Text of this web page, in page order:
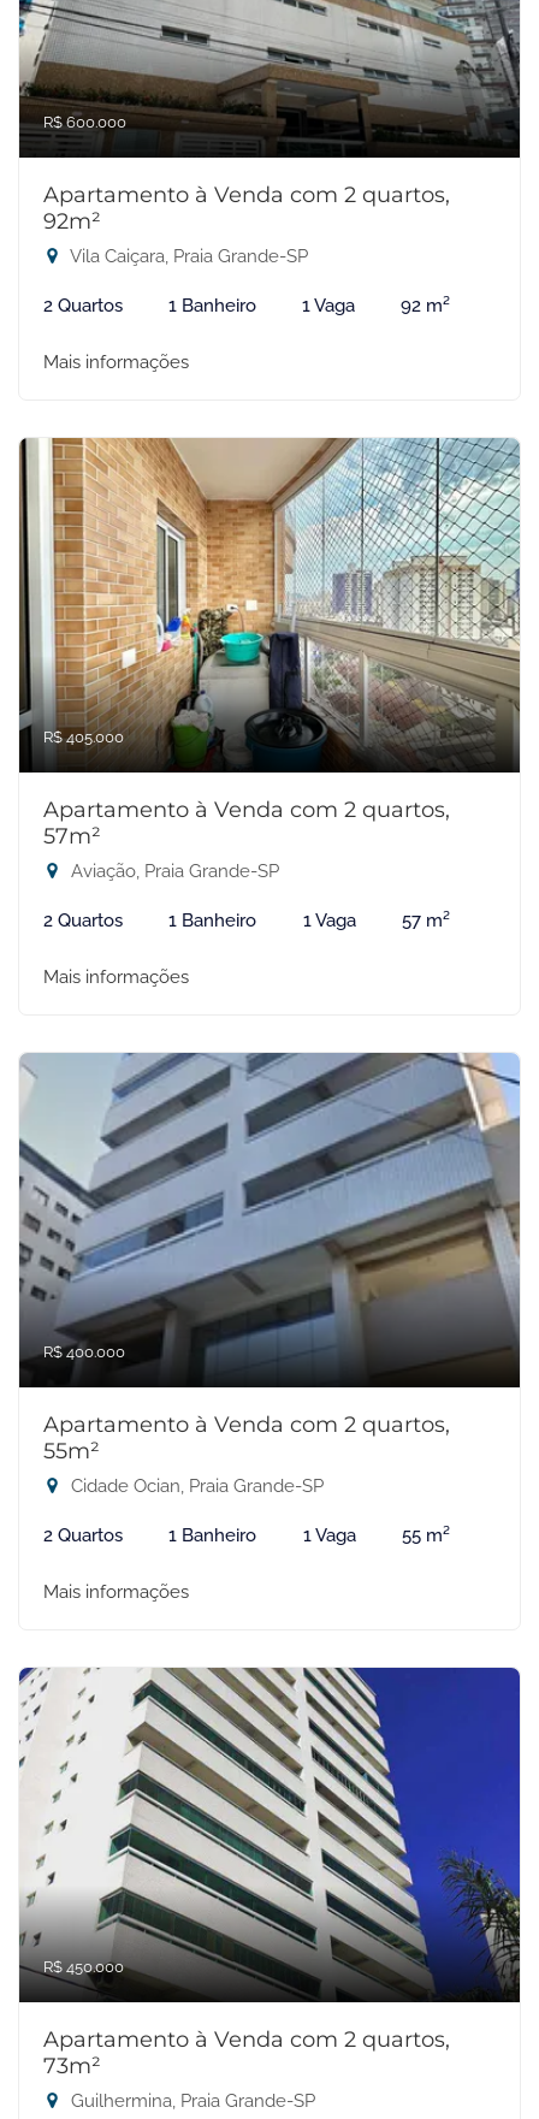
R$ 600.000
Apartamento à Venda com 2 quartos,
92m²
Vila Caiçara, Praia Grande-SP
2 Quartos 1 Banheiro 1 Vaga 92 m²
Mais informações
R$ 405.000
Apartamento à Venda com 2 quartos,
57m²
Aviação, Praia Grande-SP
2 Quartos 1 Banheiro 1 Vaga 57 m²
Mais informações
R$ 400.000
Apartamento à Venda com 2 quartos,
55m²
Cidade Ocian, Praia Grande-SP
2 Quartos 1 Banheiro 1 Vaga 55 m²
Mais informações
R$ 450.000
Apartamento à Venda com 2 quartos,
73m²
Guilhermina, Praia Grande-SP